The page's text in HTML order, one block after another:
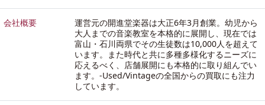
会社概要
運営元の開進堂楽器は大正6年3月創業。幼児から
大人までの音楽教室を本格的に展開し、現在では
富山・石川両県でその生徒数は10,000人を超えて
います。また時代と共に多種多様化するニーズに
応えるべく、店舗展開にも本格的に取り組んでい
ます。-Used/Vintageの全国からの買取にも注力
しています。